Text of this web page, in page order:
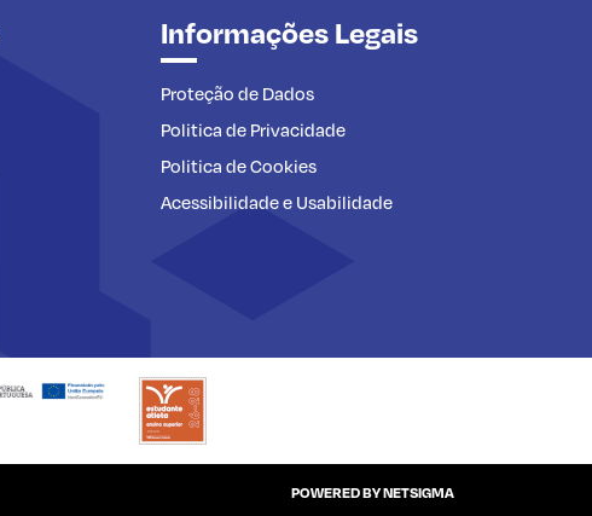
Informações Legais
Proteção de Dados
Politica de Privacidade
Politica de Cookies
Acessibilidade e Usabilidade
POWERED BYNETSIGMA